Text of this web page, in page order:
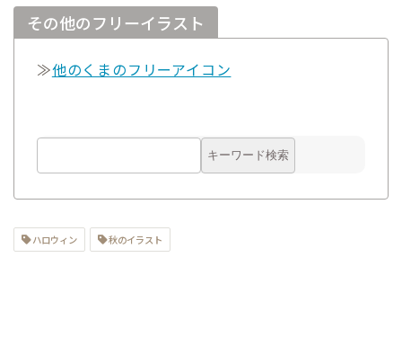
その他のフリーイラスト
≫他のくまのフリーアイコン
ハロウィン 秋のイラスト